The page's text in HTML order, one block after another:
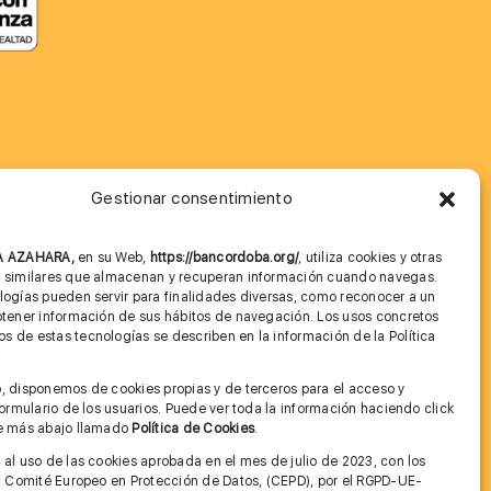
Gestionar consentimiento
AZAHARA, en su Web, https://bancordoba.org/, utiliza cookies y otras
que almacenan y recuperan información cuando navegas.
pueden servir para finalidades diversas, como reconocer a un
información de sus hábitos de navegación. Los usos concretos
de estas tecnologías se describen en la información de la Política
disponemos de cookies propias y de terceros para el acceso y
de los usuarios. Puede ver toda la información haciendo click
más abajo llamado Política de Cookies.
al uso de las cookies aprobada en el mes de julio de 2023, con los
Europeo en Protección de Datos, (CEPD), por el RGPD-UE-
Imagen corporativa
Cita previa FAGA
Condiciones de Uso Web